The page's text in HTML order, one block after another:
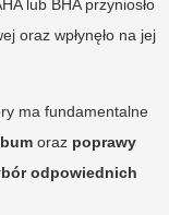
lub BHA przyniosło
oraz wpłynęło na jej
ma fundamentalne
oraz poprawy
odpowiednich